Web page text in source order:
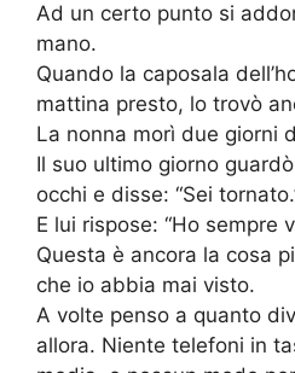
Ad un certo punto si
mano.
Quando la caposala
mattina presto, lo trovò
La nonna morì due giorni
Il suo ultimo giorno
occhi e disse: “Sei
E lui rispose: “Ho sempre
Questa è ancora la cosa
che io abbia mai visto.
A volte penso a quanto
allora. Niente telefoni in